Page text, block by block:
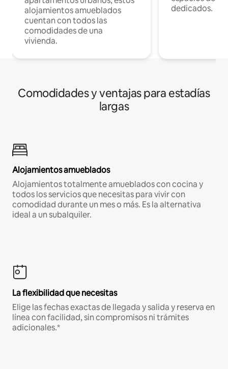
alojamientos amueblados
cuentan con todos las
comodidades de una
vivienda.
dedicados.
Comodidades y ventajas para estadías
largas
Alojamientos amueblados
Alojamientos totalmente amueblados con cocina y
todos los servicios que necesitas para vivir con
comodidad durante un mes o más. Es la alternativa
ideal a un subalquiler.
La flexibilidad que necesitas
Elige las fechas exactas de llegada y salida y reserva en
línea con facilidad, sin compromisos ni trámites
adicionales.*